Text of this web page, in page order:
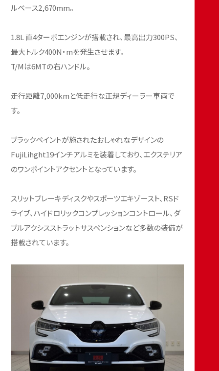
ルベース2,670mm。
1.8L 直4ターボエンジンが搭載され、最高出力300PS、
最大トルク400N・mを発生させます。
T/Mは6MTの右ハンドル。
走行距離7,000kmと低走行な正規ディーラー車両で
す。
ブラックペイントが施されたおしゃれなデザインの
FujiLihght19インチアルミを装着しており、エクステリア
のワンポイントアクセントとなっています。
スリットブレーキディスクやスポーツエキゾースト、RSド
ライブ、ハイドロリックコンプレッションコントロール、ダ
ブルアクシスストラットサスペンションなど多数の装備が
搭載されています。